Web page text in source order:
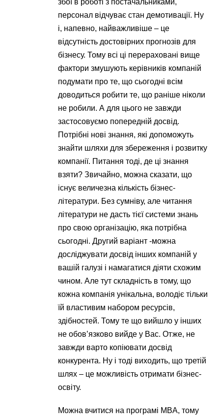
збої в роботі з постачальниками,
персонал відчуває стан демотивації. Ну
і, напевно, найважливіше – це
відсутність достовірних прогнозів для
бізнесу. Тому всі ці перераховані вище
фактори змушують керівників компаній
подумати про те, що сьогодні всім
доводиться робити те, що раніше ніколи
не робили. А для цього не завжди
застосовуємо попередній досвід.
Потрібні нові знання, які допоможуть
знайти шляхи для збереження і розвитку
компанії. Питання тоді, де ці знання
взяти? Звичайно, можна сказати, що
існує величезна кількість бізнес-
літератури. Без сумніву, але читання
літератури не дасть тієї системи знань
про свою організацію, яка потрібна
сьогодні. Другий варіант -можна
досліджувати досвід інших компаній у
вашій галузі і намагатися діяти схожим
чином. Але тут складність в тому, що
кожна компанія унікальна, володіє тільки
їй властивим набором ресурсів,
здібностей. Тому те що вийшло у інших
не обов’язково вийде у Вас. Отже, не
завжди варто копіювати досвід
конкурента. Ну і тоді виходить, що третій
шлях – це можливість отримати бізнес-
освіту.
Можна вчитися на програмі MBA, тому